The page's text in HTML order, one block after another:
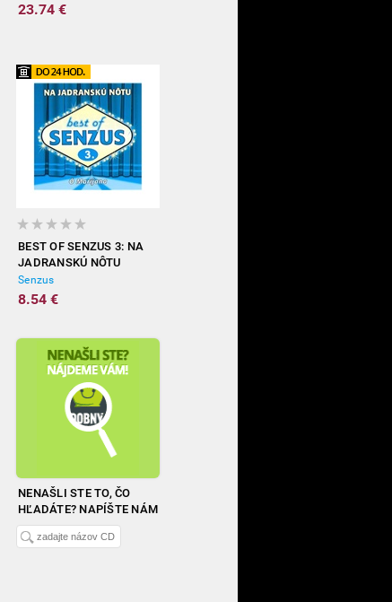
23.74 €
BEST OF SENZUS 3: NA
JADRANSKÚ NÔTU
Senzus
8.54 €
NENAŠLI STE TO, ČO
HĽADÁTE? NAPÍŠTE NÁM